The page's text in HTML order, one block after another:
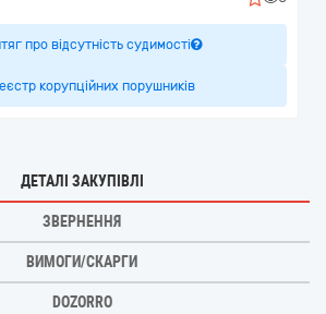
про відсутність судимості
корупційних порушників
ДЕТАЛІ ЗАКУПІВЛІ
ЗВЕРНЕННЯ
ВИМОГИ/СКАРГИ
DOZORRO